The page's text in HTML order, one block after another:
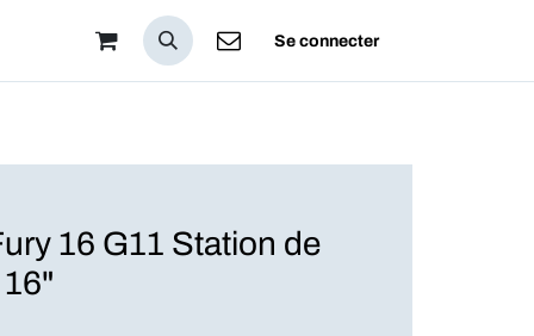
Se connecter
16 G11 Station de